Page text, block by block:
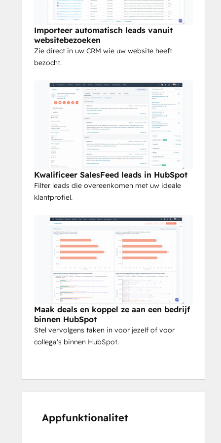
Importeer automatisch leads vanuit
websitebezoeken
Zie direct in uw CRM wie uw website heeft
bezocht.
Kwalificeer SalesFeed leads in HubSpot
Filter leads die overeenkomen met uw ideale
klantprofiel.
Maak deals en koppel ze aan een bedrijf
binnen HubSpot
Stel vervolgens taken in voor jezelf of voor
collega's binnen HubSpot.
Appfunktionalitet